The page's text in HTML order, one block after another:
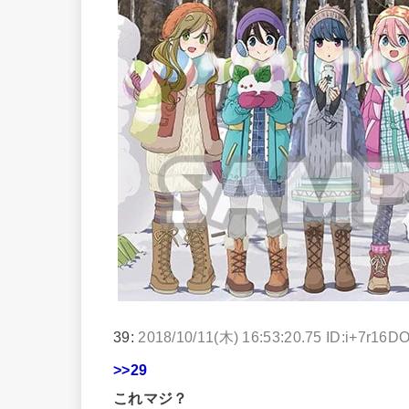
39: 2018/10/11(木) 16:53:20.75
>>29
これマジ？